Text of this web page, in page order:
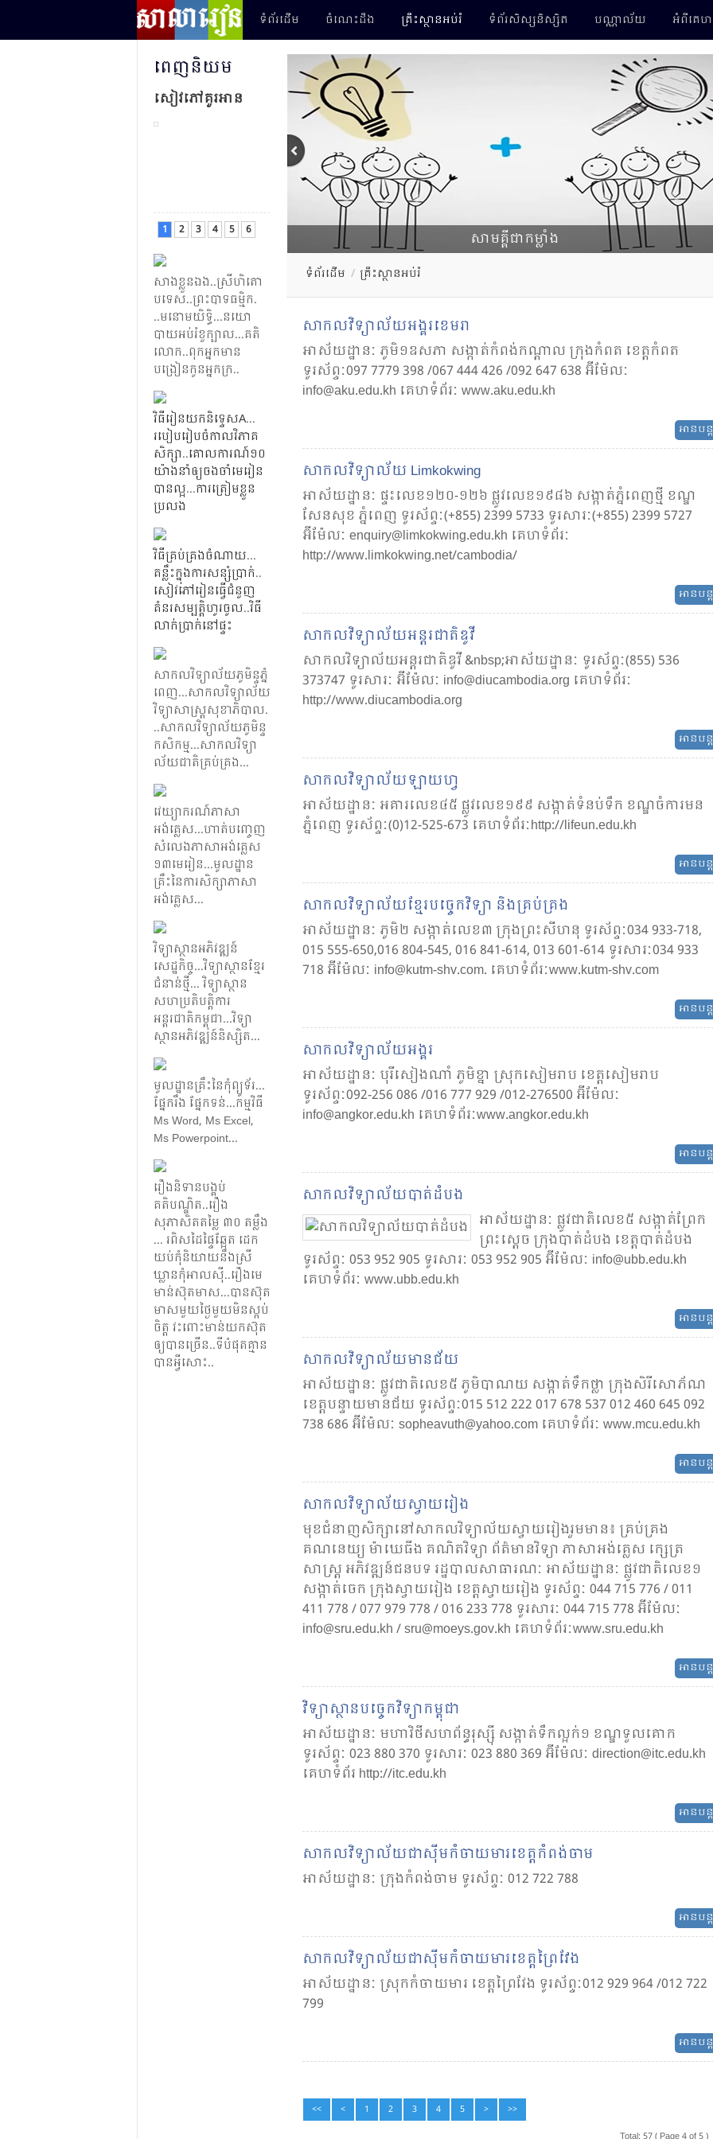
ទំព័រដើម ចំណេះដឹង គ្រឹះស្ថានអប់រំ ទំព័រសិស្ស​និស្សិត បណ្ណាល័យ អំពីគេហ
សាមគ្គី​ជា​កម្លាំង
ទំព័រដើម / គ្រឹះស្ថានអប់រំ
សាកល​វិទ្យា​ល័យ​អង្គរ​ខេមរា
អាស័យដ្ឋានៈ ភូមិ​១​ឧសភា សង្កាត់​កំពង់កណ្តាល ក្រុងកំពត ខេត្តកំពត
ទូរស័ព្ទៈ097 7779 398 /067 444 426 /092 647 638 អ៊ីម៉ែលៈ​
info@aku.edu.kh គេហទំព័រៈ​​ www.aku.edu.kh
អានបន្ត
សាកលវិទ្យាល័យ​ Limkokwing
អាស័យដ្ឋានៈ ផ្ទះ​លេខ​១២០-១២៦ ផ្លូវលេខ​១៩៨៦ សង្កាត់​ភ្នំពេញថ្មី ខណ្ឌ​
សែន​សុខ ភ្នំពេញ ទូរស័ព្ទៈ(+855) 2399 5733 ទូរសារៈ(+855) 2399 5727
អ៊ីម៉ែលៈ enquiry@limkokwing.edu.kh គេហទំព័រៈ​​
http://www.limkokwing.net/cambodia/
អានបន្ត
សាកល​វិទ្យាល័យ​អន្តរជាតិ​ឌូវី
សាកល​វិទ្យាល័យ​អន្តរជាតិ​ឌូវី &nbsp;អាស័យដ្ឋានៈ ទូរស័ព្ទៈ(855) 536
373747 ទូរសារៈ អ៊ីម៉ែលៈ info@diucambodia.org គេហទំព័រៈ​​
http://www.diucambodia.org
អានបន្ត
សាកល​វិទ្យាល័យ​ឡាយ​ហ្វ
អាស័យដ្ឋានៈ អគារ​លេខ​៤៥ ផ្លូវ​លេខ​១៩៩ សង្កាត់​ទំនប់ទឹក ខណ្ឌ​ចំការ​មន
ភ្នំពេញ ទូរស័ព្ទៈ(0)12-525-673 គេហទំព័រៈ​​http://lifeun.edu.kh
អានបន្ត
សាកល​វិទ្យាល័យខ្មែរ​បច្ចេក​វិទ្យា​ និង​គ្រប់​គ្រង
អាស័យដ្ឋានៈ ភូមិ២ សង្កាត់​លេខ​៣ ក្រុងព្រះសីហនុ ទូរស័ព្ទៈ034 933-718,
015 555-650,016 804-545, 016 841-614, 013 601-614 ទូរសារៈ034 933
718 អ៊ីម៉ែលៈ info@kutm-shv.com. គេហទំព័រៈ​​www.kutm-shv.com
អានបន្ត
សាកល​វិទ្យាល័យអង្គរ
អាស័យដ្ឋានៈ បុរីសៀងណាំ ភូមិ​ខ្នា ស្រុក​សៀមរាប ខេត្ត​សៀមរាប
ទូរស័ព្ទៈ092-256 086 /016 777 929 /012-276500 អ៊ីម៉ែលៈ
info@angkor.edu.kh គេហទំព័រៈ​​www.angkor.edu.kh
អានបន្ត
សាកល​វិទ្យាល័យបាត់ដំបង
អាស័យដ្ឋានៈ ផ្លូវ​ជាតិ​លេខ​៥ សង្កាត់​ព្រែក​
ព្រះ​សេ្តច ក្រុង​បាត់​ដំបង ខេត្ត​បាត់ដំបង
ទូរស័ព្ទៈ 053 952 905 ទូរសារៈ 053 952 905 អ៊ីម៉ែលៈ info@ubb.edu.kh
គេហទំព័រៈ​​ www.ubb.edu.kh
អានបន្ត
សាកល​វិទ្យាល័យ​មានជ័យ
អាស័យដ្ឋានៈ ផ្លូវ​ជាតិ​លេខ​៥ ភូមិ​បាណយ សង្កាត់​ទឹក​ថ្លា ក្រុង​សិរីសោភ័ណ
ខេត្ត​បន្ទាយ​​មានជ័យ ទូរស័ព្ទៈ015 512 222 017 678 537 012 460 645 092
738 686 អ៊ីម៉ែលៈ sopheavuth@yahoo.com គេហទំព័រៈ ​​www.mcu.edu.kh
អានបន្ត
សាកល​វិទ្យាល័យ​ស្វាយ​រៀង
មុខ​ជំនាញ​សិក្សា​នៅ​សាកល​វិទ្យាល័យ​ស្វាយ​រៀង​រួម​មាន៖ គ្រប់​គ្រង
គណនេយ្យ ម៉ាឃេធីង គណិតវិទ្យា ព័ត៌មាន​វិទ្យា ភាសា​អង់គ្លេស ក្សេត្រ
សាស្ត្រ អភិវឌ្ឍន៍​ជនបទ រដ្ឋបាល​សាធារណៈ អាស័យដ្ឋានៈ ផ្លូវជាតិ​លេខ១
សង្កាត់​ចេក ក្រុង​ស្វាយរៀង ខេត្ត​ស្វាយ​រៀង ទូរស័ព្ទៈ 044 715 776 / 011
411 778 / 077 979 778 / 016 233 778 ទូរសារៈ 044 715 778 អ៊ីម៉ែលៈ
info@sru.edu.kh / sru@moeys.gov.kh គេហទំព័រៈ​​www.sru.edu.kh
អានបន្ត
វិទ្យា​ស្ថាន​បច្ចេក​វិទ្យា​កម្ពុជា
អាស័យដ្ឋានៈ មហាវិថី​សហព័ន្ធ​រុស្ស៊ី សង្កាត់​ទឹក​ល្អក់​១ ខណ្ឌ​ទួលគោក
ទូរស័ព្ទៈ 023 880 370 ទូរសារៈ 023 880 369 អ៊ីម៉ែលៈ direction@itc.edu.kh
គេហទំព័រ http://itc.edu.kh
អានបន្ត
សាកល​វិទ្យាល័យ​ជា​ស៊ីម​កំចាយ​មារ​ខេត្ត​កំពង់​ចាម
អាស័យដ្ឋានៈ ក្រុងកំពង់ចាម ទូរស័ព្ទៈ 012 722 788
អានបន្ត
សាកល​វិទ្យាល័យ​ជា​ស៊ីម​កំចាយ​មារ​ខេត្ត​ព្រៃ​វែង
អាស័យដ្ឋានៈ ស្រុក​កំចាយមារ ខេត្ត​ព្រៃវែង ទូរស័ព្ទៈ012 929 964 /012 722
799
អានបន្ត
<< < 1 2 3 4 5 >
>>
ពេញ​និយម
សៀវភៅ​គួរ​អាន
1 2 3 4 5 6
សាងខ្លួនឯង​.​.​ស្រី​ហិតោ​
បទេស​.​.​ព្រះ​បាទ​​ធម្មិក​.​
..មនោមយិទ្ធិ​​​.​​. ​.​​នយោ​
បាយ​​អប់​រំ​​ខួ​ក្បាល​.​.​.​គតិ​
លោក​..​ពុក​អ្នកមាន​
បង្រៀន​កូន​ អ្នក​ក្រ​.​.​
វិធី​រៀន​យក​និទ្ទេស​​A.​.​.​
របៀប​រៀបចំ​កាលវិភាគ​
សិក្សា..គោល​ការណ៍​១០​
យ៉ាង​នាំ​ឲ្យ​ចងចាំ​មេរៀន​
បាន​ល្អ​.​.​.​ការ​ត្រៀម​ខ្លួន
ប្រលង
វិធី​គ្រប់​គ្រង​ចំណាយ.​.​.​
គន្លឹះ​ក្នុង​ការ​សន្សំ​ប្រាក់​..​​
សៀវភៅ​រៀន​ធ្វើ​ជំនួញ​
គំនរ​សម្បត្តិ​ហូរ​ចូល..​​វិធី​​
លាក់​​ប្រាក់​​នៅ​​ផ្ទះ
សាកលវិទ្យាល័យ​ភូមិន្ទ​ភ្នំ​
ពេញ​.​.​.​​សាកល​​វិទ្យា​ល័យ​​
វិទ្យា​សាស្ត្រ​​សុខាភិបាល.​
.​.​​សាកល​វិទ្យា​ល័យ​​ភូមិន្ទ​​
កសិកម្ម..​.​សាកល​​វិទ្យា​
ល័យ​​ជាតិ​​គ្រប់​គ្រង..​.​
វេយ្យាករណ៍​ភាសា​
អង់គ្លេស​.​.​.​ហាត់​បញ្ចេញ​
សំលេង​​ភាសា​អង់​គ្លេស​
១៣​មេរៀន​​..​.​​មូល​ដ្ឋាន​
គ្រឹះ​នៃ​ការ​សិក្សា​ភាសា​
អង់​គ្លេស​.​..​
វិទ្យាស្ថាន​អភិវឌ្ឍន៍​
សេដ្ឋកិច្ច​.​.​.​​វិទ្យាស្ថាន​ខ្មែរ​
ជំនាន់​ថ្មី​..​.​ វិទ្យាស្ថាន​
សហប្រតិបត្តិការ​
អន្តរជាតិ​កម្ពុជា​​.​..​វិទ្យា
ស្ថាន​អភិវឌ្ឍន៍​និស្សិត​​.​.​.​
មូលដ្ឋាន​គ្រឹះ​នៃ​កុំព្យូទ័រ​.​.​.​
ផ្នែក​រឹង​​ ផ្នែក​ទន់​...​កម្មវិធី​​
Ms Word, Ms Excel,
Ms Powerpoint...
រឿង​និទាន​បង្គប់​
គតិបណ្ឌិត.​.​រឿង​
សុភាសិត​តម្លៃ​ ៣០ តម្លឹង​
.​.​.​ រពិស​ដៃ​ផ្ទៃ​ឆ្អែត ដេក​
យប់​កុំ​និយាយ​នឹង​ស្រី
ឃ្លាន​កុំ​អាល​ស៊ី​.​.​រឿង​មេ
មាន់​ស៊ុត​មាស​​.​.​.​​បាន​ស៊ុត​
មាស​មួយ​ថ្ងៃ​មួយ​មិន​ស្កប់​
ចិត្ត​ វះ​ពោះ​មាន់​យក​ស៊ុត​
ឲ្យ​បាន​ច្រើន​.​.​​ទីបំផុត​គ្មាន​
បាន​អ្វី​សោះ​.​.​